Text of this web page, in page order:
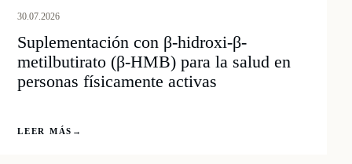
30.07.2026
Suplementación con β-hidroxi-β-
metilbutirato (β-HMB) para la salud en
personas físicamente activas
LEER MÁS →